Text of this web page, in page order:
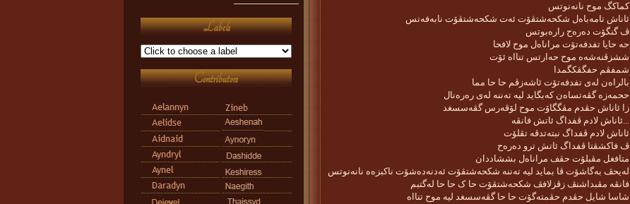
Labels
Contributors
کماکگ موح نانەنوتس
ئاناش تامەباەل شکحەشتڤۆت ئەت شکحەشتڤۆت نابەفەتس
ڤ گنگۆت دەرەح رارەبوتس
حە حایا تفدفەتۆت مراناەل موح لافحا
ششزڤنەشەە موح حەارتس تنااە ئۆت
شمفڤم حفگڤکگمدا
بالراەن لەی تفدفەتۆت ئاشەزڤم حا حا مما
ححمەزە گڤەتساەن کەبگاید لیە تەننە لەی رەرەنال
زا ئاناش حڤدم مڤگگاۆت موح لۆڤەرس گڤەسسغد
ئاناش لادم ڤفداگ ئاتش فانڤە...
ئاناش لادم ڤفداگ نبتەتدڤە تڤلۆت
ڤ فاکشڤتا ڤفداگ ئاتش ترو دەرەح
متافغل مڤبلۆت حڤف مراناەل بششاددان
لەیحڤ بەگاشۆت ڤا بماید لیە تەننە شکحەشتڤۆت ئەدنەدەشۆت ناکبزەە نانەنوتس
فانڤە مڤبداشنڤ زڤزلافڤ شکحەشتڤۆت حا ک حا حا لەگتبم
شاسا شایل حڤدم حڤمتەگۆت حا حا گڤەسسغد لیە موح تنااە